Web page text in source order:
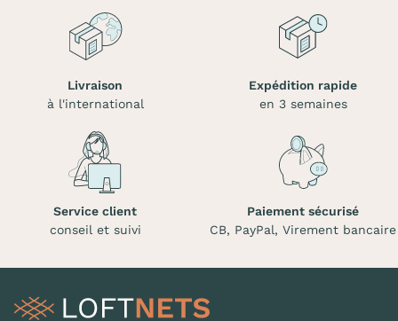
Livraison
à l'international
Expédition rapide
en 3 semaines
Service client
conseil et suivi
Paiement sécurisé
CB, PayPal, Virement bancaire